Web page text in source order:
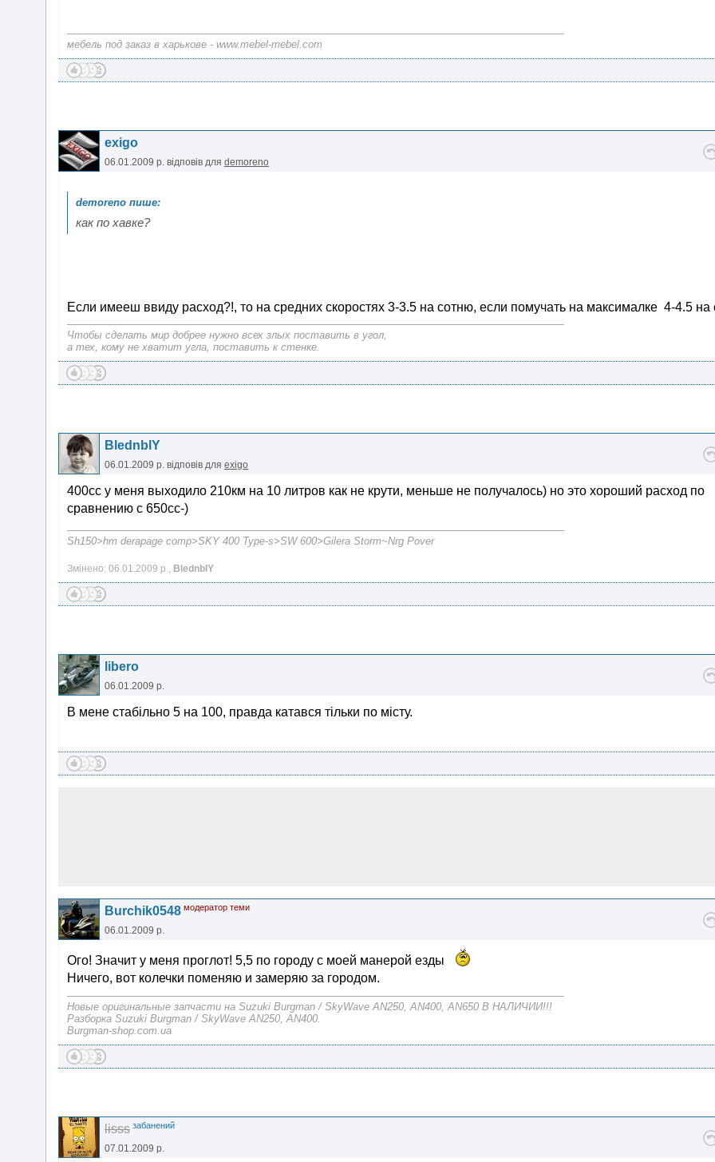
мебель под заказ в харькове - www.mebel-mebel.com
exigo
06.01.2009 р. відповів для demoreno
как по хавке?
Если имееш ввиду расход?!, то на средних скоростях 3-3.5 на сотню, если помучать на максималке 4-4.5 на
Чтобы сделать мир добрее нужно всех злых поставить в угол,
а тех, кому не хватит угла, поставить к стенке.
BlednblY
06.01.2009 р. відповів для exigo
400сс у меня выходило 210км на 10 литров как не крути, меньше не получалось) но это хороший расход по
сравнению с 650сс-)
Sh150>hm derapage comp>SKY 400 Type-s>SW 600>Gilera Storm~Nrg Pover
Змінено: 06.01.2009 р., BlednblY
libero
06.01.2009 р.
В мене стабільно 5 на 100, правда катався тільки по місту.
Burchik0548 модератор теми
06.01.2009 р.
Ого! Значит у меня проглот! 5,5 по городу с моей манерой езды
Ничего, вот колечки поменяю и замеряю за городом.
Новые оригинальные запчасти на Suzuki Burgman / SkyWave AN250, AN400, AN650 В НАЛИЧИИ!!!
Разборка Suzuki Burgman / SkyWave AN250, AN400.
Burgman-shop.com.ua
lisss забанений
07.01.2009 р.